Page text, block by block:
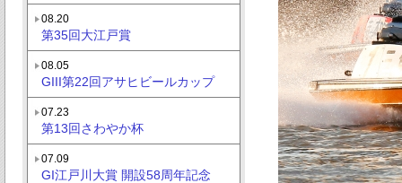
08.20
第35回大江戸賞
08.05
GIII第22回アサヒビールカップ
07.23
第13回さわやか杯
07.09
GI江戸川大賞 開設58周年記念